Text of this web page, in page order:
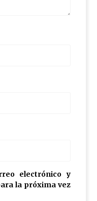
electrónico y
la próxima vez